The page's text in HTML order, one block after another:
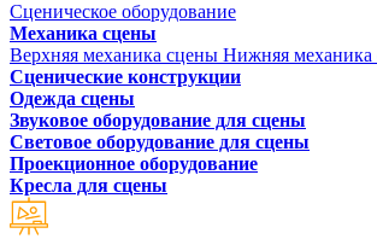
Сценическое оборудование
Механика сцены
Верхняя механика сцены Нижняя механика
Сценические конструкции
Одежда сцены
Звуковое оборудование для сцены
Световое оборудование для сцены
Проекционное оборудование
Кресла для сцены